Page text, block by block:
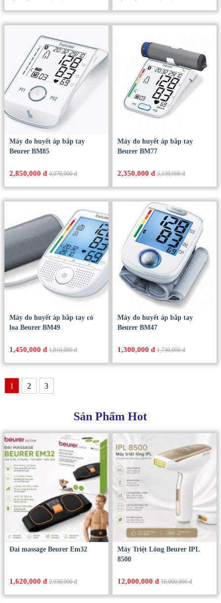
Máy đo huyết áp bắp tay
Beurer BM85
2,850,000 đ 4,070,000 đ
Máy đo huyết áp bắp tay
Beurer BM77
2,350,000 đ 3,130,000 đ
Máy đo huyết áp bắp tay có
loa Beurer BM49
1,450,000 đ 1,810,000 đ
Máy đo huyết áp bắp tay
Beurer BM47
1,300,000 đ 1,730,000 đ
1 2 3
Sản Phẩm Hot
Đai massage Beurer Em32
1,620,000 đ 2,030,000 đ
Máy Triệt Lông Beurer IPL
8500
12,000,000 đ 16,000,000 đ